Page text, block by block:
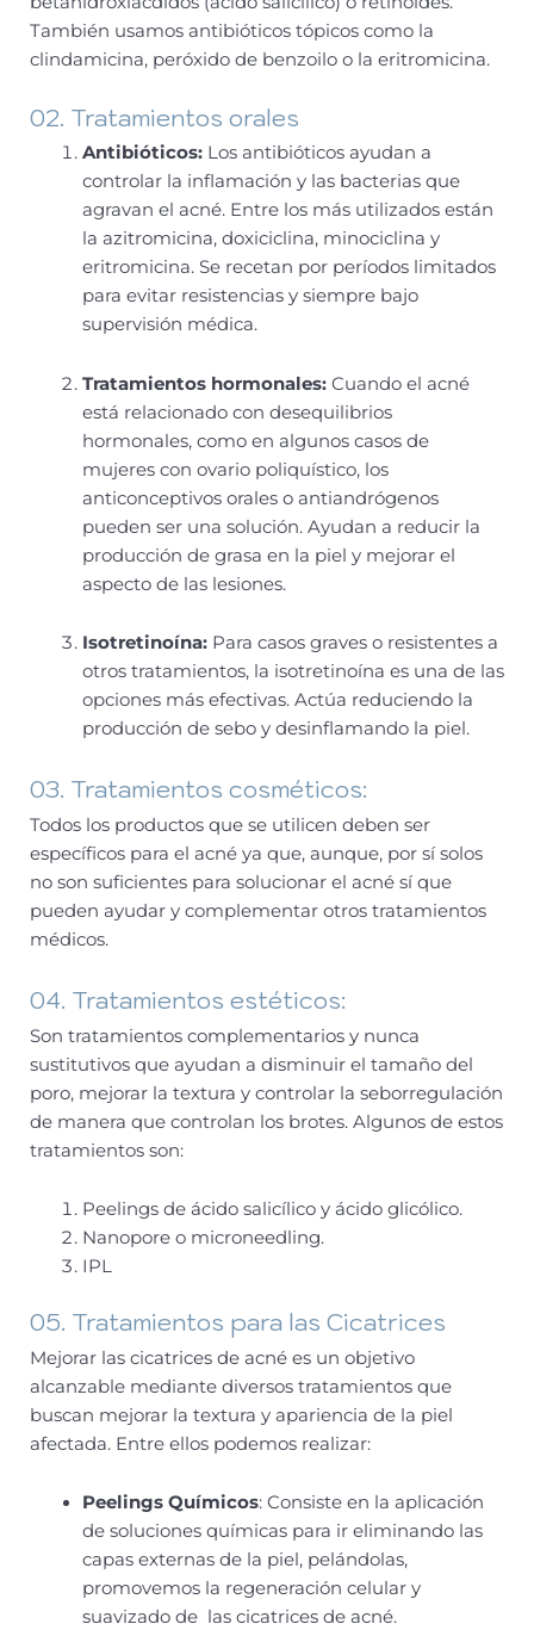
También usamos antibióticos tópicos como la
clindamicina, peróxido de benzoilo o la eritromicina.
02. Tratamientos orales
Antibióticos: Los antibióticos ayudan a
controlar la inflamación y las bacterias que
agravan el acné. Entre los más utilizados están
la azitromicina, doxiciclina, minociclina y
eritromicina. Se recetan por períodos limitados
para evitar resistencias y siempre bajo
supervisión médica.
Tratamientos hormonales: Cuando el acné
está relacionado con desequilibrios
hormonales, como en algunos casos de
mujeres con ovario poliquístico, los
anticonceptivos orales o antiandrógenos
pueden ser una solución. Ayudan a reducir la
producción de grasa en la piel y mejorar el
aspecto de las lesiones.
Isotretinoína: Para casos graves o resistentes a
otros tratamientos, la isotretinoína es una de las
opciones más efectivas. Actúa reduciendo la
producción de sebo y desinflamando la piel.
03. Tratamientos cosméticos:
Todos los productos que se utilicen deben ser
específicos para el acné ya que, aunque, por sí solos
no son suficientes para solucionar el acné sí que
pueden ayudar y complementar otros tratamientos
médicos.
04. Tratamientos estéticos:
Son tratamientos complementarios y nunca
sustitutivos que ayudan a disminuir el tamaño del
poro, mejorar la textura y controlar la seborregulación
de manera que controlan los brotes. Algunos de estos
tratamientos son:
Peelings de ácido salicílico y ácido glicólico.
Nanopore o microneedling.
IPL
05. Tratamientos para las Cicatrices
Mejorar las cicatrices de acné es un objetivo
alcanzable mediante diversos tratamientos que
buscan mejorar la textura y apariencia de la piel
afectada. Entre ellos podemos realizar:
Peelings Químicos: Consiste en la aplicación
de soluciones químicas para ir eliminando las
capas externas de la piel, pelándolas,
promovemos la regeneración celular y
suavizado de las cicatrices de acné.